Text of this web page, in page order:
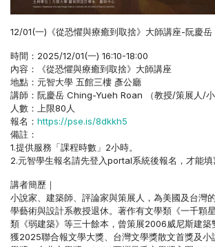
12/01(一)《從恐懼與療癒到取捨》大師講座-阮慶岳
時間：2025/12/01(一) 16:10-18:00
內容：《從恐懼與療癒到取捨》大師講座
地點：元智大學 五館三樓 彥公廳
講師：阮慶岳 Ching-Yueh Roan （教授/策展人/小
人數：上限80人
報名： https://pse.is/8dkkh5
備註：
1.提供服務「課程時數」2小時。
2.元智學生報名請先登入portal系統後報名，才能填
講者簡歷｜
小說家、建築師、評論家與策展人，為美國及台灣
學藝術與設計系教授退休。著作有文學類《一千顆
類《弱建築》等三十餘本，曾策展2006威尼斯建築
獲2025聯合報文學大獎、台灣文學獎散文首獎及小